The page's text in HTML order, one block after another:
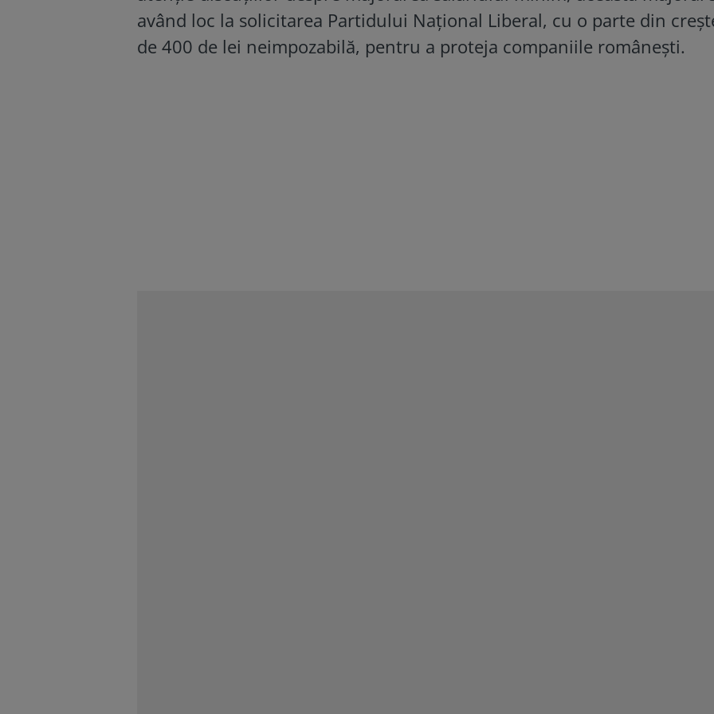
având loc la solicitarea Partidului Național Liberal, cu o parte din
de 400 de lei neimpozabilă, pentru a proteja companiile românești.